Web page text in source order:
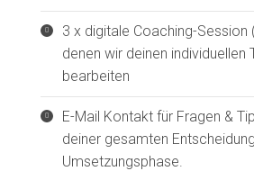
3 x digitale Coaching-Session
denen wir deinen individuellen
bearbeiten
E-Mail Kontakt für Fragen &
deiner gesamten
Umsetzungsphase.